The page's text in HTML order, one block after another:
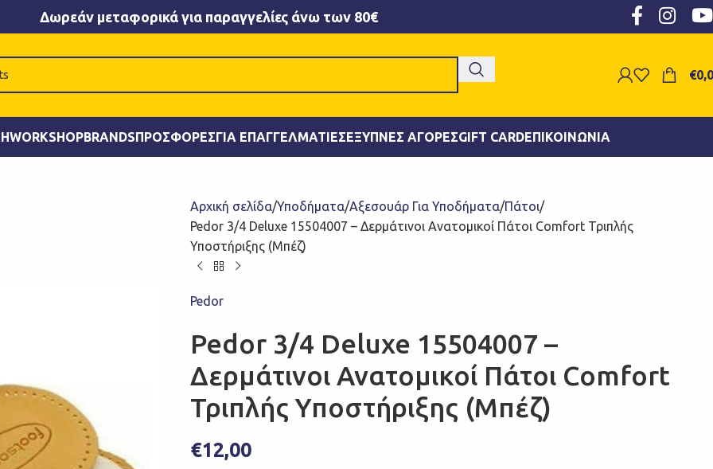
Δωρεάν μεταφορικά για παραγγελίες άνω των 80€
€
WORKSHOPBRANDSΠΡΟΣΦΟΡΈΣΓΙΑ ΕΠΑΓΓΕΛΜΑΤΊΕΣΕΞΥΠΝΕΣ ΑΓΟΡΈΣGIFT CARDΕΠΙΚΟΙΝΩΝΊΑ
Αρχική σελίδα Υποδήματα Αξεσουάρ Για Υποδήματα Πάτοι
Pedor 3/4 Deluxe 15504007 – Δερμάτινοι Ανατομικοί Πάτοι Comfort Τριπλής
Υποστήριξης (Μπέζ)
Pedor
Pedor 3/4 Deluxe 15504007 –
Δερμάτινοι Ανατομικοί Πάτοι Comfort
Τριπλής Υποστήριξης (Μπέζ)
€12,00